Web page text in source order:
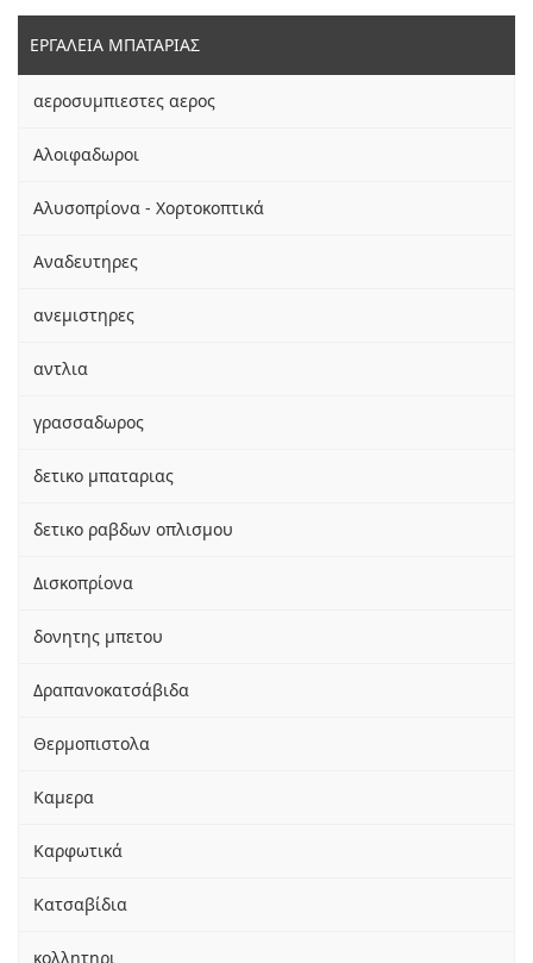
ΕΡΓΑΛΕΙΑ ΜΠΑΤΑΡΙΑΣ
αεροσυμπιεστες αερος
Αλοιφαδωροι
Αλυσοπρίονα - Χορτοκοπτικά
Αναδευτηρες
ανεμιστηρες
αντλια
γρασσαδωρος
δετικο μπαταριας
δετικο ραβδων οπλισμου
Δισκοπρίονα
δονητης μπετου
Δραπανοκατσάβιδα
Θερμοπιστολα
Καμερα
Καρφωτικά
Κατσαβίδια
κολλητηρι